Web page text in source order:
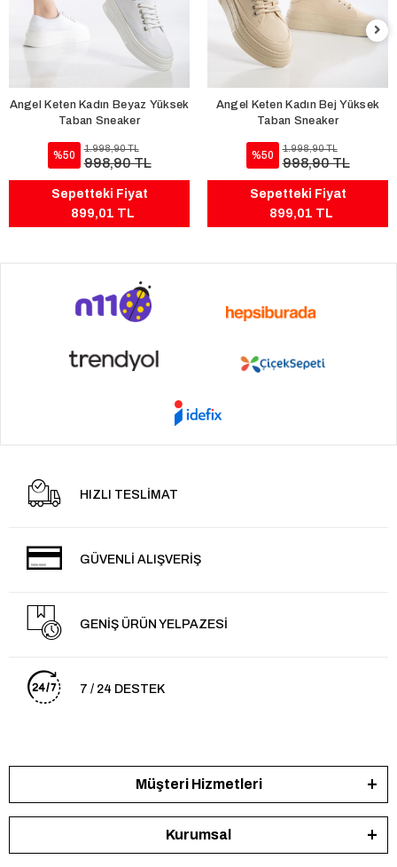
Angel Keten Kadın Beyaz Yüksek
Taban Sneaker
%50
1.998,90 TL
998,90 TL
Sepetteki Fiyat
899,01 TL
Angel Keten Kadın Bej Yüksek
Taban Sneaker
%50
1.998,90 TL
998,90 TL
Sepetteki Fiyat
899,01 TL
HIZLI TESLİMAT
GÜVENLİ ALIŞVERİŞ
GENİŞ ÜRÜN YELPAZESİ
7 / 24 DESTEK
Müşteri Hizmetleri
Kurumsal